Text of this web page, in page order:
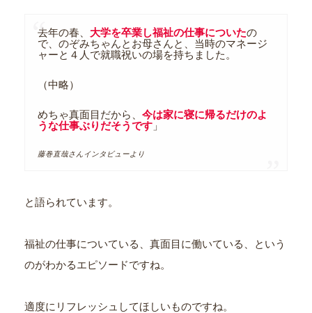
去年の春、 大学を卒業し福祉の仕事についたの
で、のぞみちゃんとお母さんと、当時のマネージ
ャーと４人で就職祝いの場を持ちました。
（中略）
めちゃ真面目だから、 今は家に寝に帰るだけのよ
うな仕事ぶりだそうです 」
藤巻直哉さんインタビューより
と語られています。
福祉の仕事についている、真面目に働いている、という
のがわかるエピソードですね。
適度にリフレッシュしてほしいものですね。